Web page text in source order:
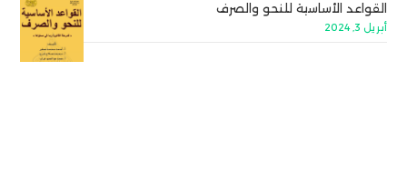
القواعد الأساسية للنحو والصرف
أبريل 3, 2024